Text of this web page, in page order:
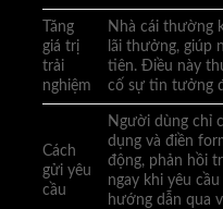
Tăng
giá trị
trải
nghiệm
Nhà cái thường
lãi thưởng, giúp
tiên. Điều này
cố sự tin tưởng
Cách
gửi yêu
cầu
Người dùng chỉ
dụng và điền
động, phản hồi
ngay khi yêu
hướng dẫn qua